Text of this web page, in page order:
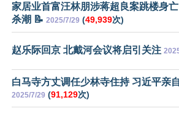
家居业首富汪林朋涉蒋超良案跳楼身
杀潮 📝 2025/7/29 (49,939次)
赵乐际回京 北戴河会议将启引关注
白马寺方丈调任少林寺住持 习近平亲
2025/7/29 (91,129次)